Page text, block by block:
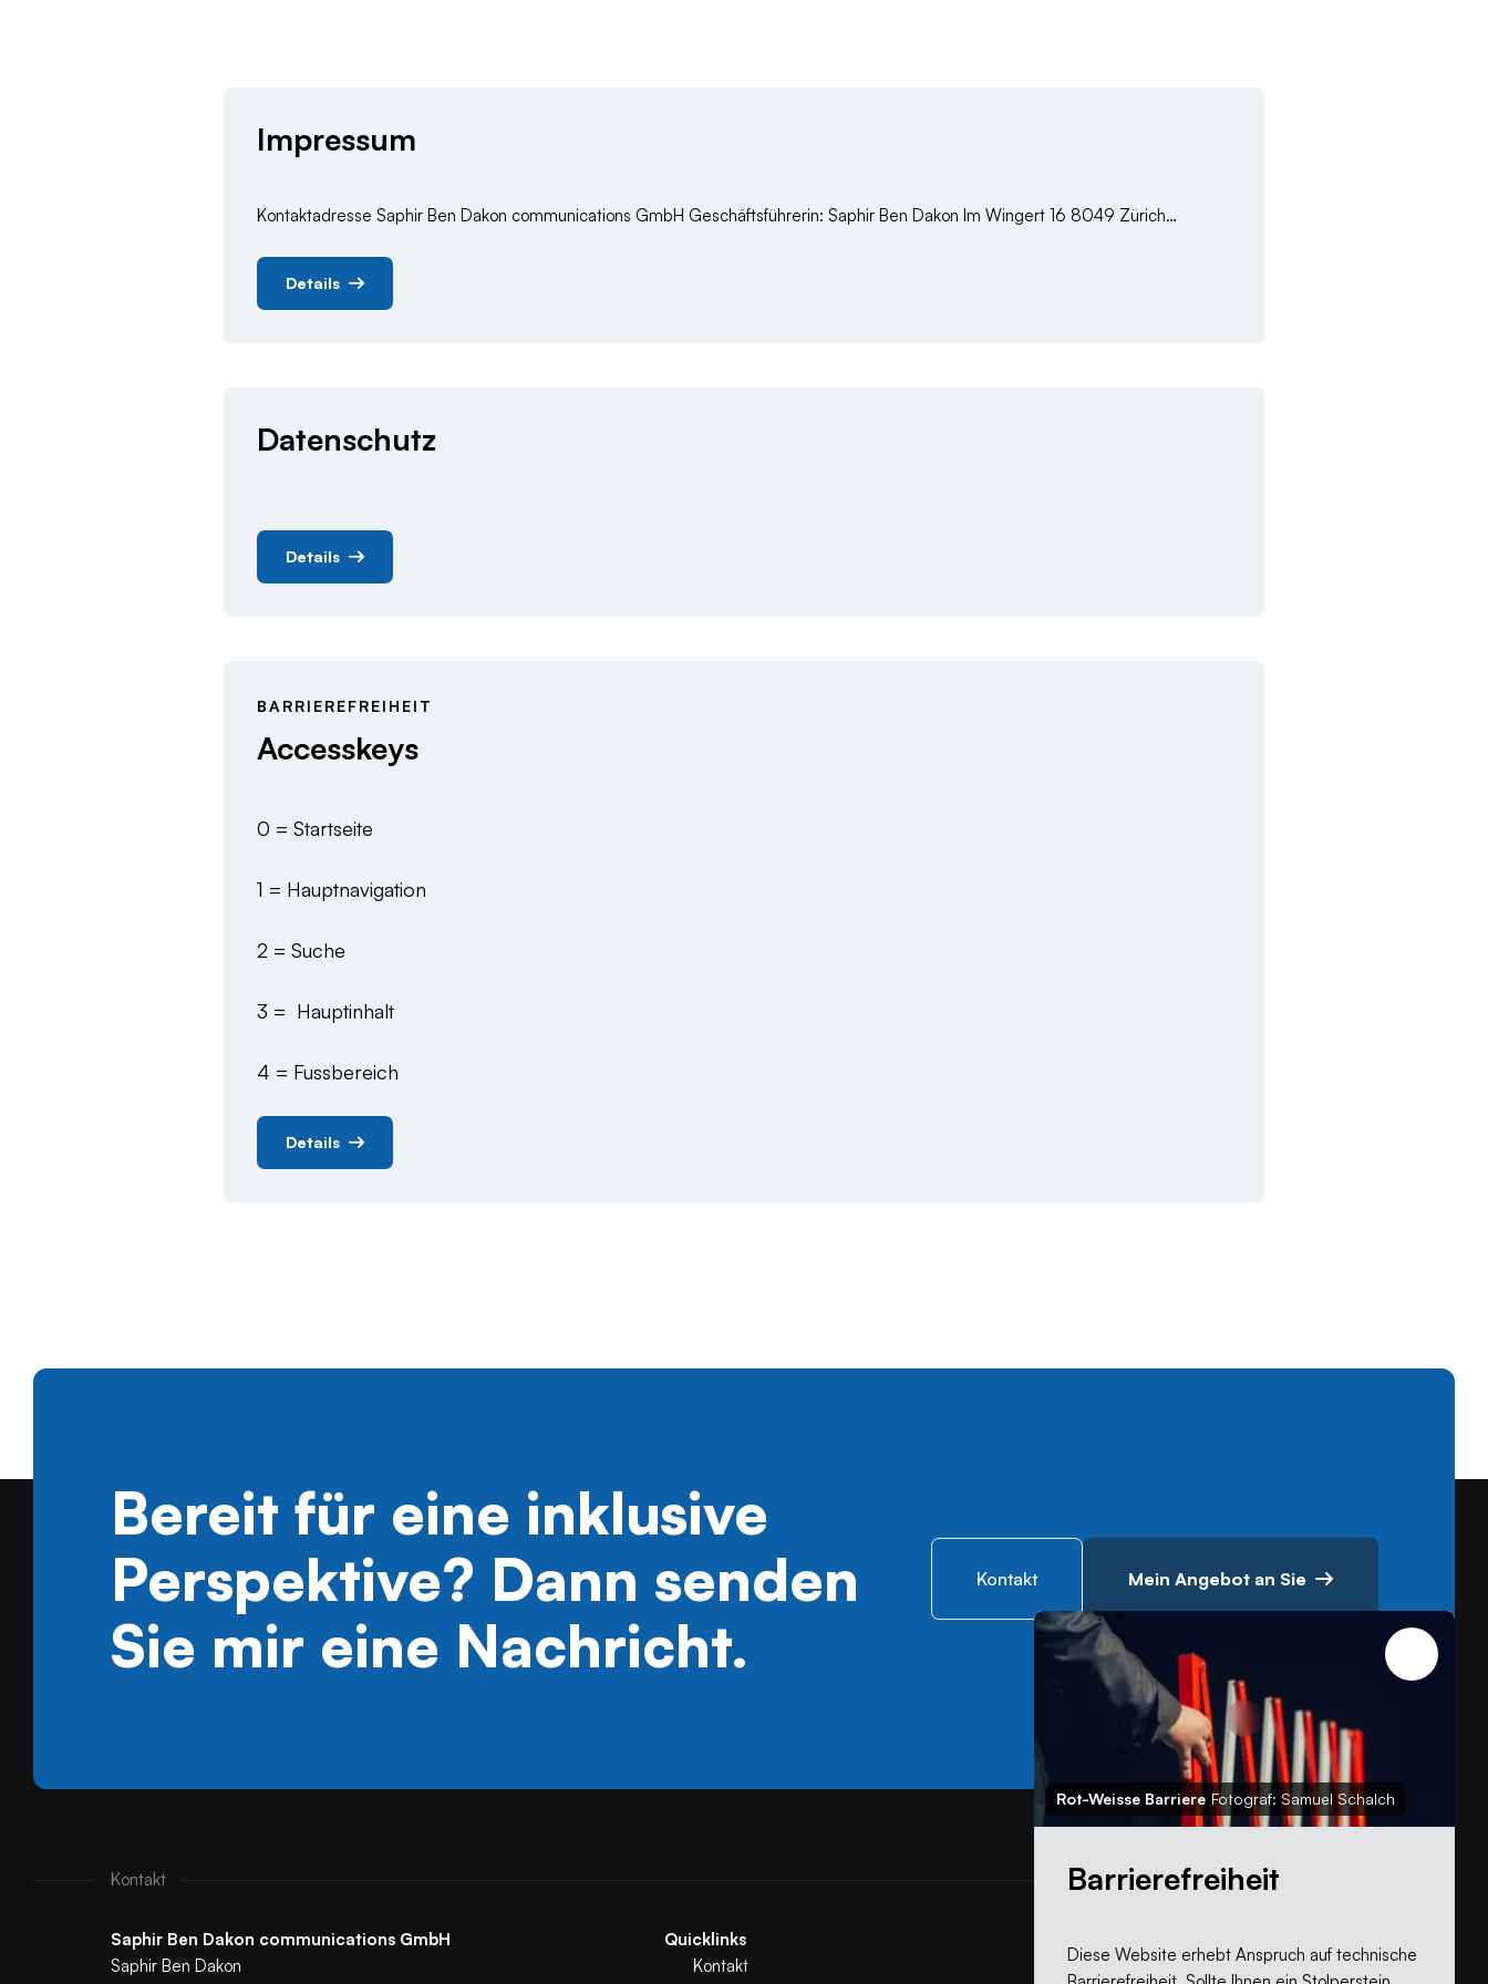
Impressum
Kontaktadresse Saphir Ben Dakon communications GmbH Geschäftsführerin: Saphir Ben Dakon Im Wingert 16 8049 Zürich…
Details
Datenschutz
Details
BARRIEREFREIHEIT
Accesskeys
0 = Startseite
1 = Hauptnavigation
2 = Suche
3 = Hauptinhalt
4 = Fussbereich
Details
Rot-Weisse Barriere Fotograf: Samuel Schalch
Barrierefreiheit
Diese Website erhebt Anspruch auf technische
Bereit für eine inklusive
Perspektive? Dann senden
Sie mir eine Nachricht.
Kontakt Mein Angebot an Sie
Kontakt
Saphir Ben Dakon communications GmbH
Saphir Ben Dakon
Quicklinks
Kontakt